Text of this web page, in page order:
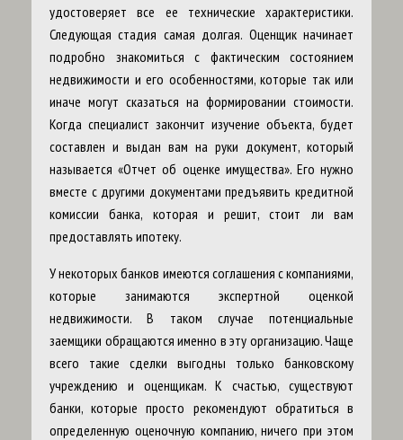
удостоверяет все ее технические характеристики.
Следующая стадия самая долгая. Оценщик начинает
подробно знакомиться с фактическим состоянием
недвижимости и его особенностями, которые так или
иначе могут сказаться на формировании стоимости.
Когда специалист закончит изучение объекта, будет
составлен и выдан вам на руки документ, который
называется «Отчет об оценке имущества». Его нужно
вместе с другими документами предъявить кредитной
комиссии банка, которая и решит, стоит ли вам
предоставлять ипотеку.
У некоторых банков имеются соглашения с компаниями,
которые занимаются экспертной оценкой
недвижимости. В таком случае потенциальные
заемщики обращаются именно в эту организацию. Чаще
всего такие сделки выгодны только банковскому
учреждению и оценщикам. К счастью, существуют
банки, которые просто рекомендуют обратиться в
определенную оценочную компанию, ничего при этом